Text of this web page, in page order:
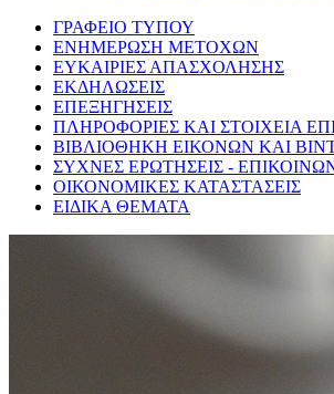
ΓΡΑΦΕΙΟ ΤΥΠΟΥ
ΕΝΗΜΕΡΩΣΗ ΜΕΤΟΧΩΝ
ΕΥΚΑΙΡΙΕΣ ΑΠΑΣΧΟΛΗΣΗΣ
ΕΚΔΗΛΩΣΕΙΣ
ΕΠΕΞΗΓΗΣΕΙΣ
ΠΛΗΡΟΦΟΡΙΕΣ ΚΑΙ ΣΤΟΙΧΕΙΑ
ΒΙΒΛΙΟΘΗΚΗ ΕΙΚΟΝΩΝ ΚΑΙ
ΣΥΧΝΕΣ ΕΡΩΤΗΣΕΙΣ -
ΟΙΚΟΝΟΜΙΚΕΣ ΚΑΤΑΣΤΑΣΕΙΣ
ΕΙΔΙΚΑ ΘΕΜΑΤΑ